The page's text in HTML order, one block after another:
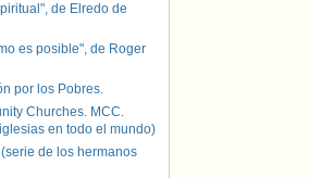
de Elredo de
es posible", de Roger
por los Pobres.
Churches. MCC.
en todo el mundo)
de los hermanos